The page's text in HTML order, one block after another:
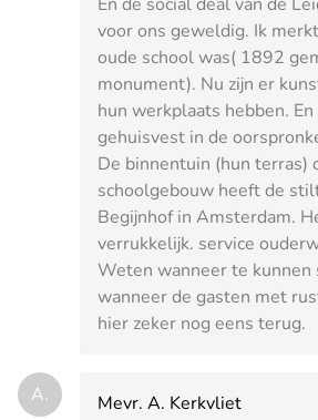
voor ons geweldig. Ik
oude school was( 1892
monument). Nu zijn er
hun werkplaats hebben.
gehuisvest in de
De binnentuin (hun terras)
schoolgebouw heeft de
Begijnhof in Amsterdam.
verrukkelijk. service
Weten wanneer te kunnen
wanneer de gasten met
hier zeker nog eens terug.
A.
Mevr. A. Kerkvliet